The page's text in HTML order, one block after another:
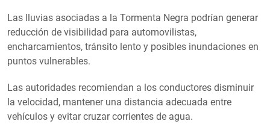
Las lluvias asociadas a la Tormenta Negra podrían generar
reducción de visibilidad para automovilistas,
encharcamientos, tránsito lento y posibles inundaciones en
puntos vulnerables.
Las autoridades recomiendan a los conductores disminuir
la velocidad, mantener una distancia adecuada entre
vehículos y evitar cruzar corrientes de agua.